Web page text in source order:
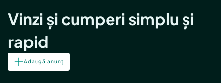
Vinzi și cumperi simplu și
rapid
Adaugă anunț